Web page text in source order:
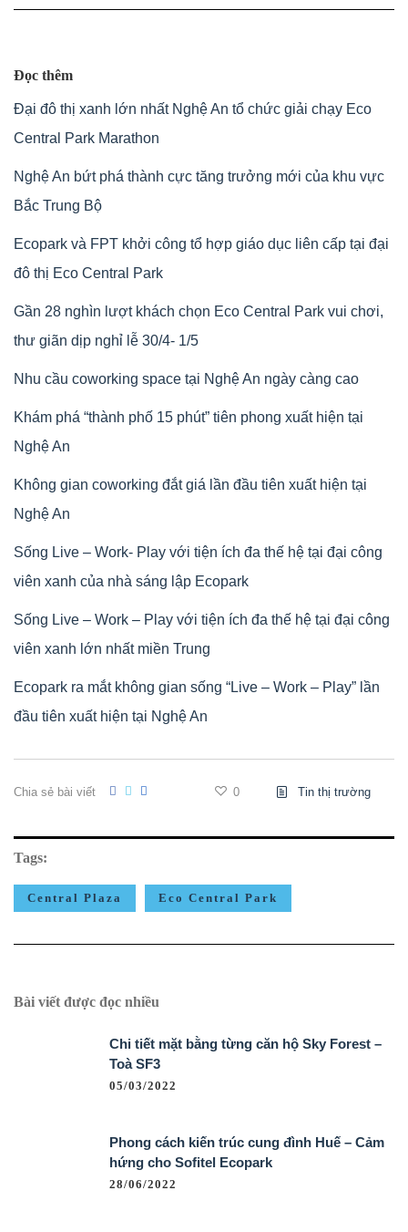
Đọc thêm
Đại đô thị xanh lớn nhất Nghệ An tổ chức giải chạy Eco
Central Park Marathon
Nghệ An bứt phá thành cực tăng trưởng mới của khu vực
Bắc Trung Bộ
Ecopark và FPT khởi công tổ hợp giáo dục liên cấp tại đại
đô thị Eco Central Park
Gần 28 nghìn lượt khách chọn Eco Central Park vui chơi,
thư giãn dịp nghỉ lễ 30/4- 1/5
Nhu cầu coworking space tại Nghệ An ngày càng cao
Khám phá “thành phố 15 phút” tiên phong xuất hiện tại
Nghệ An
Không gian coworking đắt giá lần đầu tiên xuất hiện tại
Nghệ An
Sống Live – Work- Play với tiện ích đa thế hệ tại đại công
viên xanh của nhà sáng lập Ecopark
Sống Live – Work – Play với tiện ích đa thế hệ tại đại công
viên xanh lớn nhất miền Trung
Ecopark ra mắt không gian sống “Live – Work – Play” lần
đầu tiên xuất hiện tại Nghệ An
Chia sẻ bài viết 0 Tin thị trường
Tags:
Central Plaza Eco Central Park
Bài viết được đọc nhiều
Chi tiết mặt bằng từng căn hộ Sky Forest –
Toà SF3
05/03/2022
Phong cách kiến trúc cung đình Huế – Cảm
hứng cho Sofitel Ecopark
28/06/2022